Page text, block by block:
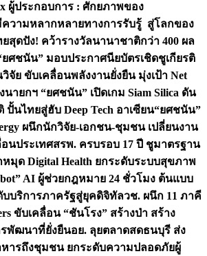
x ผู้ประกอบการ : ศักยภาพของ
ความหลากหลายทางการรับรู้ สู่โลกของ
สุดปัง! คว้ารางวัลนานาชาติกว่า 400 ผล
ยศชนัน” มอบประกาศนียบัตรเชิดชูเกียรติ
ย ขับเคลื่อนพลังงานยั่งยืน มุ่งเป้า Net
นายกฯ “ยศชนัน” เปิดเกม Siam Silica ดัน
นไทยสู่ฮับ Deep Tech อาเซียน“ยศชนัน”
ผนึกนักวิจัย-เอกชน-ชุมชน เปลี่ยนงาน
นประเทศสรพ. ครบรอบ 17 ปี ชูมาตรฐาน
หมุด Digital Health ยกระดับระบบสุขภาพ
AI ผู้ช่วยกฎหมาย 24 ชั่วโมง ต้นแบบ
บบริการภาครัฐสู่ยุคดิจิทัลวช. ผนึก 11 ภาคี
ขับเคลื่อน “ชันโรง” สร้างป่า สร้าง
พัฒนาที่ยั่งยืนอย. ลุยตลาดสดธนบุรี ส่ง
หารถึงชุมชน ยกระดับความปลอดภัยผู้